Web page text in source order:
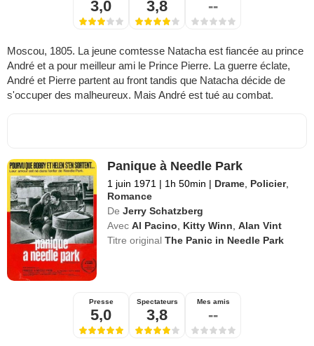
3,0 3,8 --
Moscou, 1805. La jeune comtesse Natacha est fiancée au prince
André et a pour meilleur ami le Prince Pierre. La guerre éclate,
André et Pierre partent au front tandis que Natacha décide de
s'occuper des malheureux. Mais André est tué au combat.
Panique à Needle Park
1 juin 1971 | 1h 50min | Drame Policier,
Romance
De Jerry Schatzberg
Avec Al Pacino Kitty Winn ,Alan Vint
Titre originalThe Panic in Needle Park
Presse
5,0
Spectateurs
3,8
Mes amis
--